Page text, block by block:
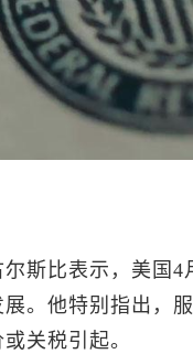
斯比表示，美国
。他特别指出，
关税引起。